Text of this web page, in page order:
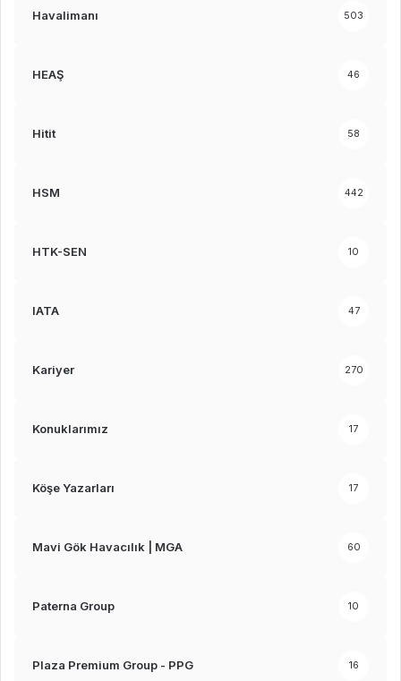
Havalimanı 503
HEAŞ 46
Hitit 58
HSM 442
HTK-SEN 10
IATA 47
Kariyer 270
Konuklarımız 17
Köşe Yazarları 17
Mavi Gök Havacılık | MGA 60
Paterna Group 10
Plaza Premium Group - PPG 16